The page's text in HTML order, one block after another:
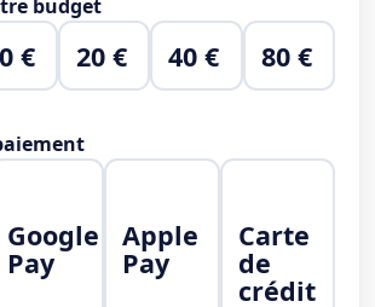
budget
€ 20 € 40 € 80 €
Google
Pay
Apple
Pay
Carte
de
crédit